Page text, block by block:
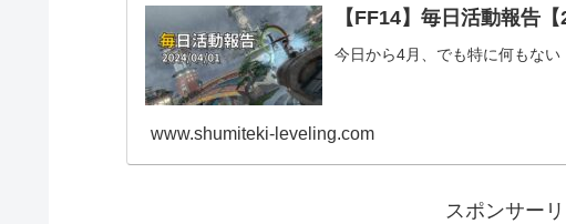
【FF14】毎日活動報告【
今日から4月、でも特に何もない
www.shumiteki-leveling.com
スポンサー